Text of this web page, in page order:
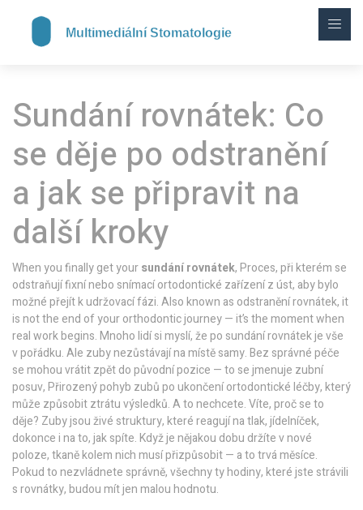
Sundání rovnátek: Co
se děje po odstranění
a jak se připravit na
další kroky
When you finally get yoursundání rovnátek,Proces, při kterém se
odstraňují fixní nebo snímací ortodontické zařízení z úst, aby bylo
možné přejít k udržovací fázi. Also known as odstranění rovnátek, it
is not the end of your orthodontic journey — it’s the moment when
real work begins.Mnoho lidí si myslí, že po sundání rovnátek je vše
v pořádku. Ale zuby nezůstávají na místě samy. Bez správné péče
se mohou vrátit zpět do původní pozice — to se jmenuje zubní
posuv,Přirozený pohyb zubů po ukončení ortodontické léčby, který
může způsobit ztrátu výsledků.A to nechcete. Víte, proč se to
děje? Zuby jsou živé struktury, které reagují na tlak, jídelníček,
dokonce i na to, jak spíte. Když je nějakou dobu držíte v nové
poloze, tkaně kolem nich musí přizpůsobit — a to trvá měsíce.
Pokud to nezvládnete správně, všechny ty hodiny, které jste strávili
s rovnátky, budou mít jen malou hodnotu.